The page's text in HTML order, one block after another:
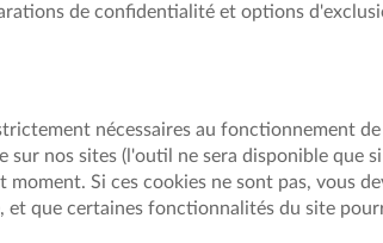
de confidentialité et options
nécessaires au fonctionnement
nos sites (l'outil ne sera disponible que
Si ces cookies ne sont pas, vous
et que certaines fonctionnalités du site